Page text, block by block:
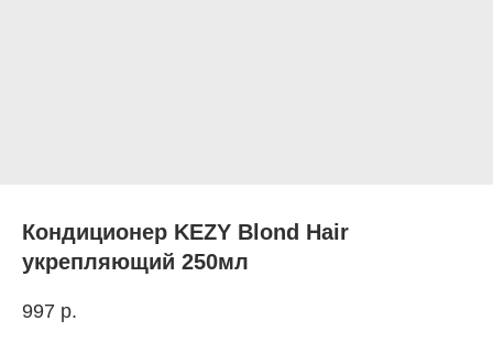
Кондиционер KEZY Blond Hair
укрепляющий 250мл
997 р.